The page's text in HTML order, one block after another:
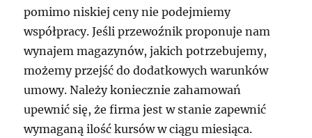
pomimo niskiej ceny nie podejmiemy
współpracy. Jeśli przewoźnik proponuje nam
wynajem magazynów, jakich potrzebujemy,
możemy przejść do dodatkowych warunków
umowy. Należy koniecznie zahamowań
upewnić się, że firma jest w stanie zapewnić
wymaganą ilość kursów w ciągu miesiąca.